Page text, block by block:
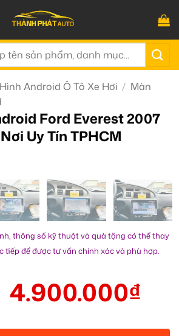
Android Ô Tô Xe Hơi / Màn
Ford Everest 2007
Uy Tín TPHCM
thông số kỹ thuật và quà tặng có thể thay
tiếp để được tư vấn chính xác và phù hợp.
4.900.000₫